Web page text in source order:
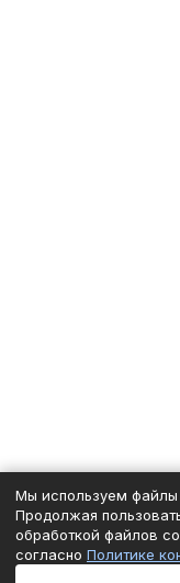
Мы используем файлы
Продолжая
обработкой файлов
согласно Политике